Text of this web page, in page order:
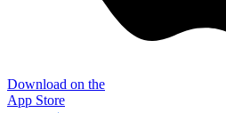
Download on the
App Store